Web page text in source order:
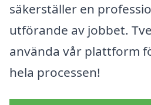
säkerställer en
utförande av jobbet.
använda vår plattform
hela processen!